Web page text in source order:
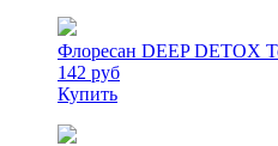
Флоресан DEEP DETOX
142 руб
Купить